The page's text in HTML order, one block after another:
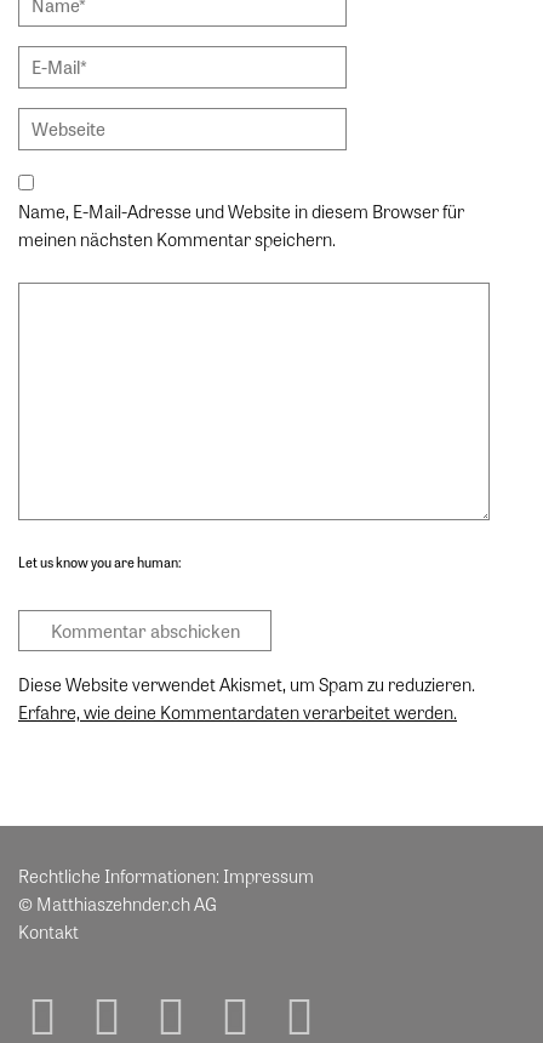
Name, E-Mail-Adresse und Website in diesem Browser für
meinen nächsten Kommentar speichern.
Let us know you are human:
Diese Website verwendet Akismet, um Spam zu reduzieren.
Erfahre, wie deine Kommentardaten verarbeitet werden.
Rechtliche Informationen: Impressum
© Matthiaszehnder.ch AG
Kontakt